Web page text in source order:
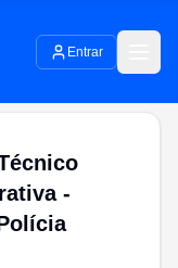
Entrar
-